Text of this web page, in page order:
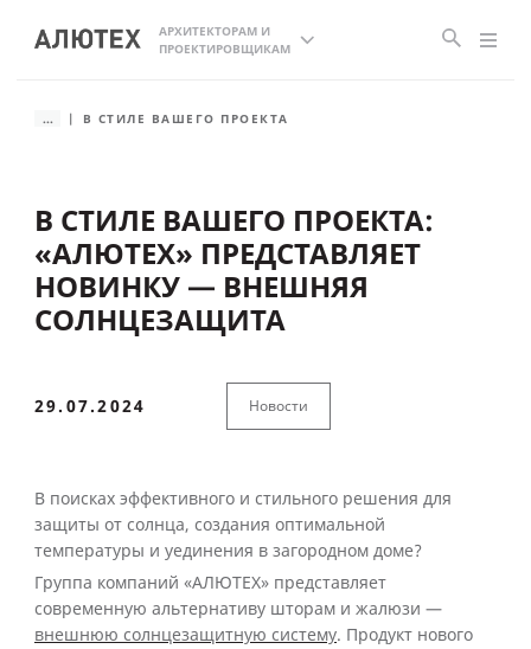
АРХИТЕКТОРАМ И
ПРОЕКТИРОВЩИКАМ
... В СТИЛЕ ВАШЕГО ПРОЕКТА
В СТИЛЕ ВАШЕГО ПРОЕКТА:
«АЛЮТЕХ» ПРЕДСТАВЛЯЕТ
НОВИНКУ — ВНЕШНЯЯ
СОЛНЦЕЗАЩИТА
29.07.2024 Новости
В поисках эффективного и стильного решения для
защиты от солнца, создания оптимальной
температуры и уединения в загородном доме?
Группа компаний «АЛЮТЕХ» представляет
современную альтернативу шторам и жалюзи —
внешнюю солнцезащитную систему. Продукт нового